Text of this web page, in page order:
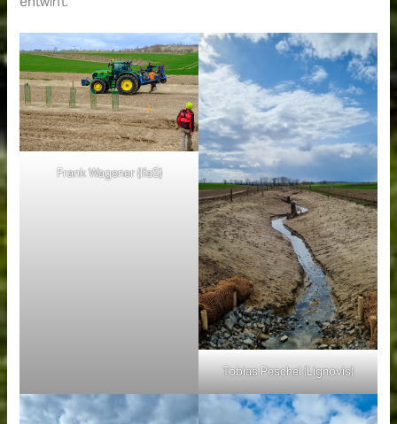
Frank Wagener (IfaS)
Tobias Peschel (Lignovis)